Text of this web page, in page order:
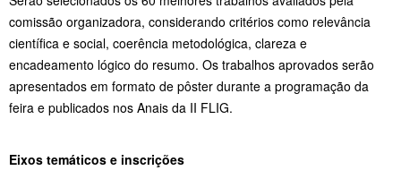
comissão organizadora, considerando critérios como relevância
científica e social, coerência metodológica, clareza e
encadeamento lógico do resumo. Os trabalhos aprovados serão
apresentados em formato de pôster durante a programação da
feira e publicados nos Anais da II FLIG.
Eixos temáticos e inscrições